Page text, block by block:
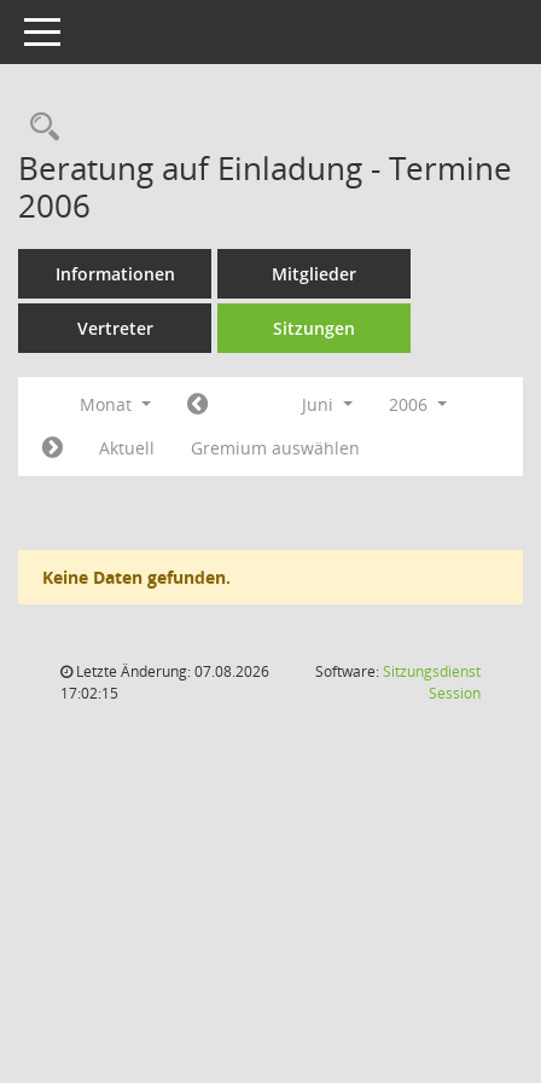
Toggle navigation
Rechercheauswahl
Beratung auf Einladung - Termine
2006
Informationen Mitglieder
Vertreter Sitzungen
Monat Juni
2006
Aktuell
Gremium auswählen
Keine Daten gefunden.
Letzte Änderung: 07.08.2026
17:02:15
Software:Sitzungsdienst
Session(Wird in